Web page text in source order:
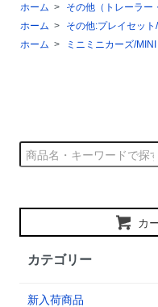
ホーム >
その他（トレーラー
ホーム >
その他:プレイセッ
ホーム > ミニミニカーズ/
カ
カテゴリー
新入荷商品